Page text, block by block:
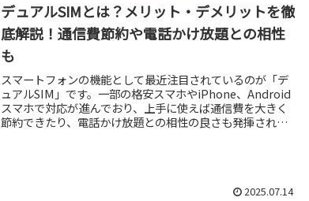
デュアルSIMとは？メリット・デメリットを徹
底解説！通信費節約や電話かけ放題との相性
も
スマートフォンの機能として最近注目されているのが「デ
ュアルSIM」です。一部の格安スマホやiPhone、Android
スマホで対応が進んでおり、上手に使えば通信費を大きく
節約できたり、電話かけ放題との相性の良さも発揮された
2025.07.14